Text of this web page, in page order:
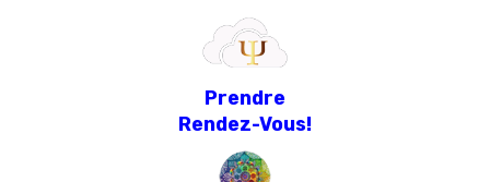
Prendre
Rendez-Vous!